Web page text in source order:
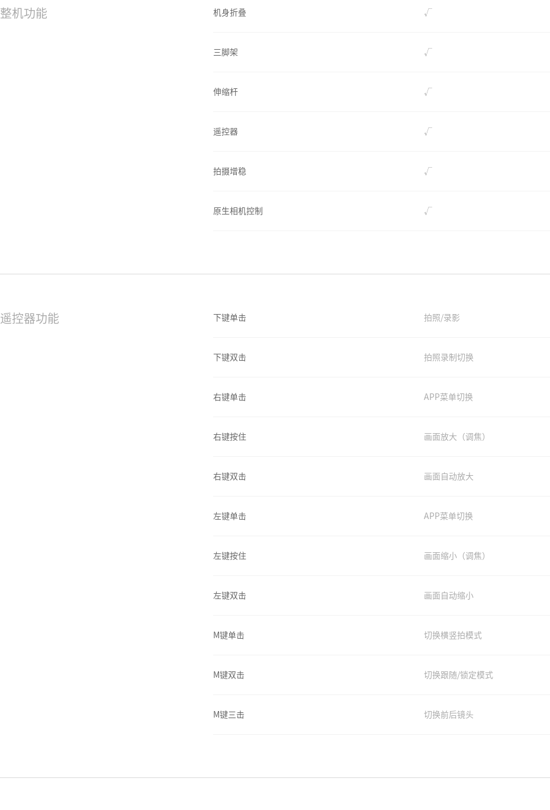
整机功能 机身折叠 √
三脚架 √
伸缩杆 √
遥控器 √
拍摄增稳 √
原生相机控制 √
遥控器功能 下键单击 拍照/录影
下键双击 拍照录制切换
右键单击 APP菜单切换
右键按住 画面放大（调焦）
右键双击 画面自动放大
左键单击 APP菜单切换
左键按住 画面缩小（调焦）
左键双击 画面自动缩小
M键单击 切换横竖拍模式
M键双击 切换跟随/锁定模式
M键三击 切换前后镜头